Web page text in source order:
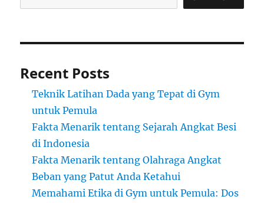
Recent Posts
Teknik Latihan Dada yang Tepat di Gym
untuk Pemula
Fakta Menarik tentang Sejarah Angkat Besi
di Indonesia
Fakta Menarik tentang Olahraga Angkat
Beban yang Patut Anda Ketahui
Memahami Etika di Gym untuk Pemula: Dos